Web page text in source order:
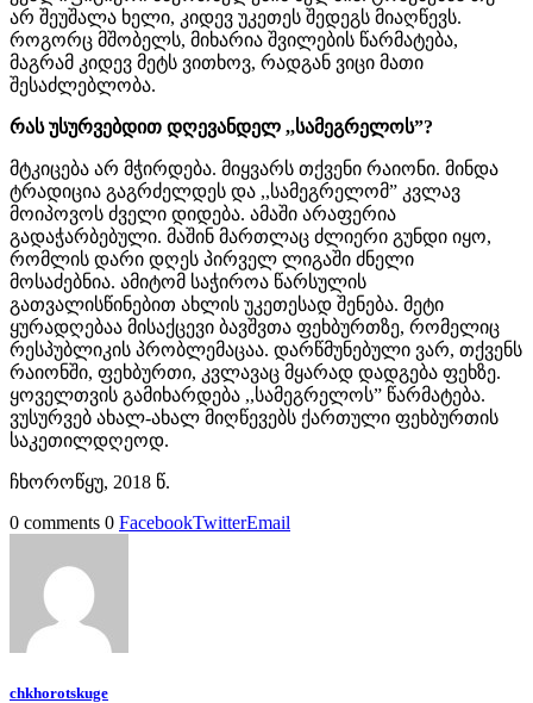
არ შეუშალა ხელი, კიდევ უკეთეს შედეგს მიაღწევს.
როგორც მშობელს, მიხარია შვილების წარმატება,
მაგრამ კიდევ მეტს ვითხოვ, რადგან ვიცი მათი
შესაძლებლობა.
რას უსურვებდით დღევანდელ ,,სამეგრელოს”?
მტკიცება არ მჭირდება. მიყვარს თქვენი რაიონი. მინდა
ტრადიცია გაგრძელდეს და ,,სამეგრელომ” კვლავ
მოიპოვოს ძველი დიდება. ამაში არაფერია
გადაჭარბებული. მაშინ მართლაც ძლიერი გუნდი იყო,
რომლის დარი დღეს პირველ ლიგაში ძნელი
მოსაძებნია. ამიტომ საჭიროა წარსულის
გათვალისწინებით ახლის უკეთესად შენება. მეტი
ყურადღებაა მისაქცევი ბავშვთა ფეხბურთზე, რომელიც
რესპუბლიკის პრობლემაცაა. დარწმუნებული ვარ, თქვენს
რაიონში, ფეხბურთი, კვლავაც მყარად დადგება ფეხზე.
ყოველთვის გამიხარდება ,,სამეგრელოს” წარმატება.
ვუსურვებ ახალ-ახალ მიღწევებს ქართული ფეხბურთის
საკეთილდღეოდ.
ჩხოროწყუ, 2018 წ.
0 comments 0 FacebookTwitterEmail
chkhorotskuge